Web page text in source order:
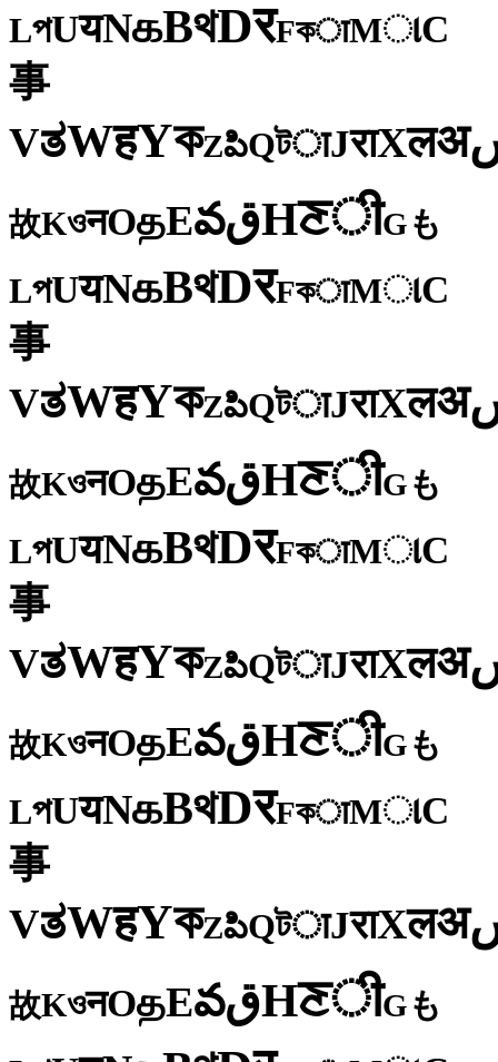
LপUयNகBথDरFকाMાC
事
VತWहYকZపిQটाJराXलअ
故KওनOதEవقHਣीGも
LপUयNகBথDरFকाMાC
事
VತWहYকZపిQটाJराXलअ
故KওनOதEవقHਣीGも
LপUयNகBথDरFকाMાC
事
VತWहYকZపిQটाJराXलअ
故KওनOதEవقHਣीGも
LপUयNகBথDरFকाMાC
事
VತWहYকZపిQটाJराXलअ
故KওनOதEవقHਣीGも